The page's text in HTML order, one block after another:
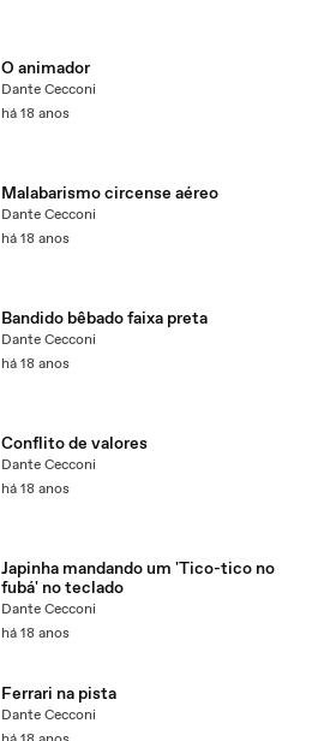
O animador
Dante Cecconi
há 18 anos
Malabarismo circense aéreo
Dante Cecconi
há 18 anos
Bandido bêbado faixa preta
Dante Cecconi
há 18 anos
Conflito de valores
Dante Cecconi
há 18 anos
Japinha mandando um 'Tico-tico no
fubá' no teclado
Dante Cecconi
há 18 anos
Ferrari na pista
Dante Cecconi